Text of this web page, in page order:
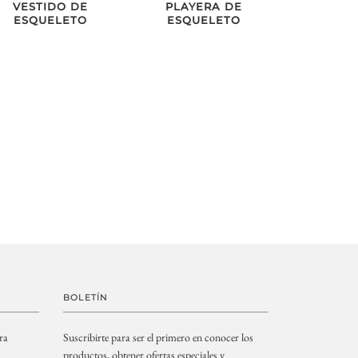
VESTIDO DE
ESQUELETO
PLAYERA DE
ESQUELETO
BOLETÍN
Suscribirte para ser el primero en conocer los
productos,obtener ofertas especiales y